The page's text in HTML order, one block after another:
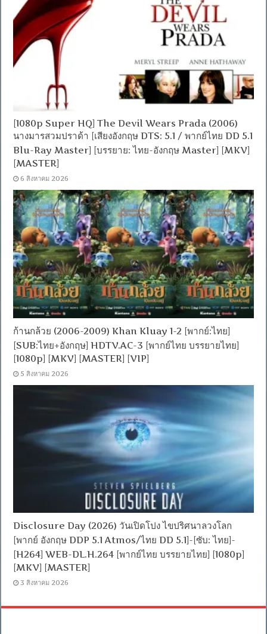
[1080p Super HQ] The Devil Wears Prada (2006)
นางมารสวมปราด้า [เสียงอังกฤษ DTS: 5.1 / พากย์ไทย DD 5.1
Blu-Ray Master] [บรรยาย: ไทย-อังกฤษ Master] [MKV]
[MASTER]
6 สิงหาคม 2026
ก้านกล้วย (2006-2009) Khan Kluay 1-2 [พากย์:ไทย]
[SUB:ไทย+อังกฤษ] HDTV.AC-3 [พากย์ไทย บรรยายไทย]
[1080p] [MKV] [MASTER] [VIP]
5 สิงหาคม 2026
Disclosure Day (2026) วันเปิดโปง ไขปริศนาลวงโลก
[พากย์ อังกฤษ DDP 5.1 Atmos/ไทย DD 5.1]-[ซับ: ไทย]-
[H264] WEB-DL.H.264 [พากย์ไทย บรรยายไทย] [1080p]
[MKV] [MASTER]
3 สิงหาคม 2026